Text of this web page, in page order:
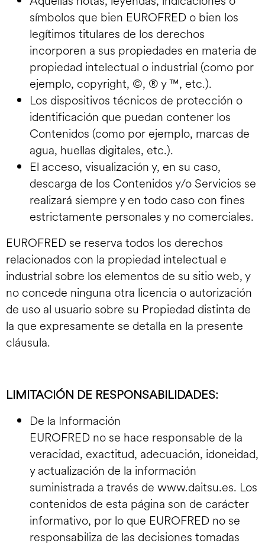
símbolos que bien EUROFRED o bien los
legítimos titulares de los derechos
incorporen a sus propiedades en materia de
propiedad intelectual o industrial (como por
ejemplo, copyright, ©, ® y ™, etc.).
Los dispositivos técnicos de protección o
identificación que puedan contener los
Contenidos (como por ejemplo, marcas de
agua, huellas digitales, etc.).
El acceso, visualización y, en su caso,
descarga de los Contenidos y/o Servicios se
realizará siempre y en todo caso con fines
estrictamente personales y no comerciales.
EUROFRED se reserva todos los derechos
relacionados con la propiedad intelectual e
industrial sobre los elementos de su sitio web, y
no concede ninguna otra licencia o autorización
de uso al usuario sobre su Propiedad distinta de
la que expresamente se detalla en la presente
cláusula.
LIMITACIÓN DE RESPONSABILIDADES:
De la Información
EUROFRED no se hace responsable de la
veracidad, exactitud, adecuación, idoneidad,
y actualización de la información
suministrada a través de www.daitsu.es. Los
contenidos de esta página son de carácter
informativo, por lo que EUROFRED no se
responsabiliza de las decisiones tomadas